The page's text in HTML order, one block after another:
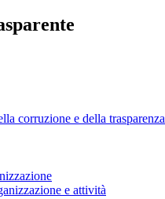
corruzione e della trasparenza
e attività